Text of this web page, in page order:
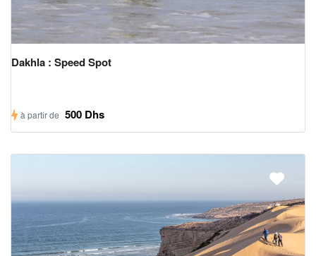
Dakhla : Speed Spot
à partir de 500 Dhs